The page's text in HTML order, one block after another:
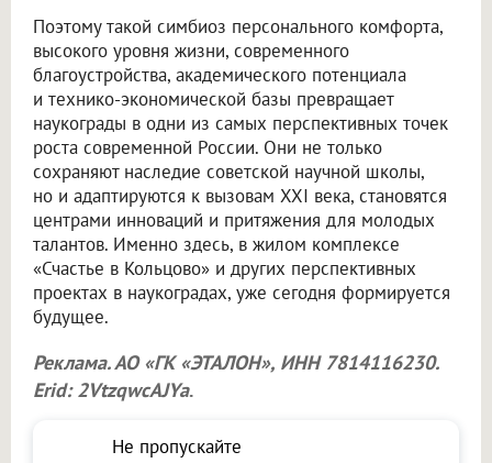
Поэтому такой симбиоз персонального комфорта,
высокого уровня жизни, современного
благоустройства, академического потенциала
и технико-экономической базы превращает
наукограды в одни из самых перспективных точек
роста современной России. Они не только
сохраняют наследие советской научной школы,
но и адаптируются к вызовам XXI века, становятся
центрами инноваций и притяжения для молодых
талантов. Именно здесь, в жилом комплексе
«Счастье в Кольцово» и других перспективных
проектах в наукоградах, уже сегодня формируется
будущее.
Реклама. АО «ГК «ЭТАЛОН», ИНН 7814116230.
Erid: 2VtzqwcAJYa.
Не пропускайте